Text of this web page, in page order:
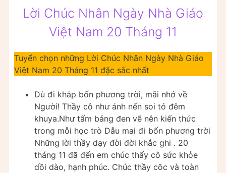
Lời Chúc Nhân Ngày Nhà Giáo
Việt Nam 20 Tháng 11
Tuyển chọn những Lời Chúc Nhân Ngày Nhà Giáo
Việt Nam 20 Tháng 11 đặc sắc nhất
Dù đi khắp bốn phương trời, mãi nhớ về
Người! Thầy cô như ánh nến soi tỏ đêm
khuya.Như tấm bảng đen vẽ nên kiến thức
trong mỗi học trò Dẫu mai đi bốn phương trời
Những lời thầy dạy đời đời khắc ghi . 20
tháng 11 đã đến em chúc thấy cô sức khỏe
dồi dào, hạnh phúc. Chúc thầy côc và toàn